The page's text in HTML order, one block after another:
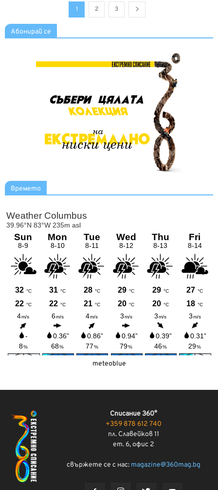
1 2 3
Абонирай се
Времето
meteoblue
Списание 360°
+359 878 612 740
пл. Славейков 11
ет. 6, офис 2
свържете се с нас: magazine@360mag.bg